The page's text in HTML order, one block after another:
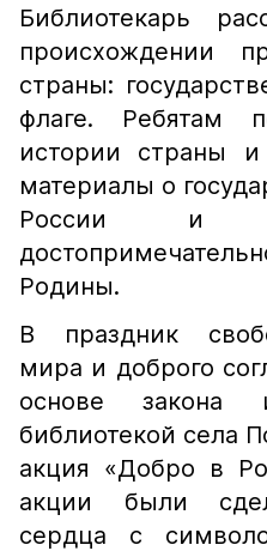
Библиотекарь
происхождении
страны:
флаге. Ребятам
истории страны и
материалы о
России и
Родины.
В праздник
мира и доброго
основе закона
библиотекой села
акция «Добро в
акции были
сердца с